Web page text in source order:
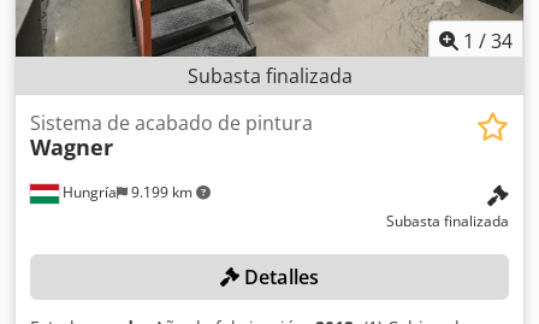
1 /34
Subasta finalizada
Hungría 9.199 km
Sistema de acabado de pintura
Wagner
Subasta finalizada
Detalles